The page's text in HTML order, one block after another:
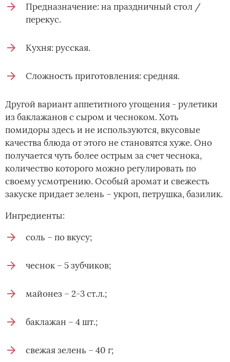
Предназначение: на праздничный стол /
перекус.
Кухня: русская.
Сложность приготовления: средняя.
Другой вариант аппетитного угощения - рулетики
из баклажанов с сыром и чесноком. Хоть
помидоры здесь и не используются, вкусовые
качества блюда от этого не становятся хуже. Оно
получается чуть более острым за счет чеснока,
количество которого можно регулировать по
своему усмотрению. Особый аромат и свежесть
закуске придает зелень – укроп, петрушка, базилик.
Ингредиенты:
соль – по вкусу;
чеснок – 5 зубчиков;
майонез – 2-3 ст.л.;
баклажан – 4 шт.;
свежая зелень – 40 г;